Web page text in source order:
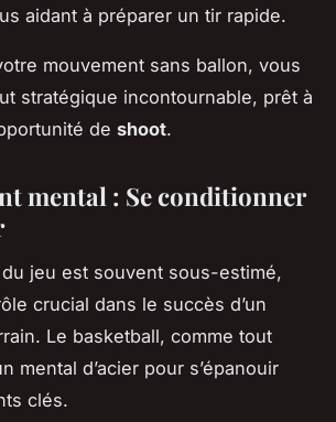
aidant à préparer un tir rapide.
mouvement sans ballon, vous
stratégique incontournable, prêt à
de shoot.
mental : Se conditionner
du jeu est souvent sous-estimé,
crucial dans le succès d’un
Le basketball, comme tout
mental d’acier pour s’épanouir
clés.